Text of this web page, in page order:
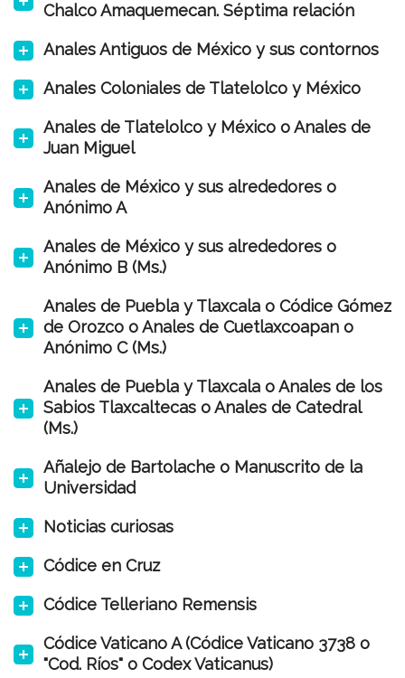
Chalco Amaquemecan. Séptima relación
Anales Antiguos de México y sus contornos
Anales Coloniales de Tlatelolco y México
Anales de Tlatelolco y México o Anales de
Juan Miguel
Anales de México y sus alrededores o
Anónimo A
Anales de México y sus alrededores o
Anónimo B (Ms.)
Anales de Puebla y Tlaxcala o Códice Gómez
de Orozco o Anales de Cuetlaxcoapan o
Anónimo C (Ms.)
Anales de Puebla y Tlaxcala o Anales de los
Sabios Tlaxcaltecas o Anales de Catedral
(Ms.)
Añalejo de Bartolache o Manuscrito de la
Universidad
Noticias curiosas
Códice en Cruz
Códice Telleriano Remensis
Códice Vaticano A (Códice Vaticano 3738 o
"Cod. Ríos" o Codex Vaticanus)